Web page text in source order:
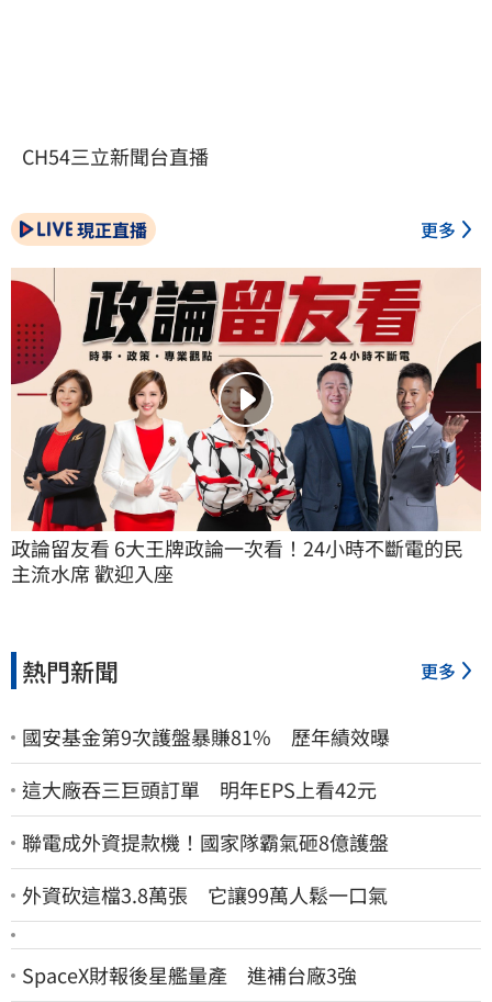
CH54三立新聞台直播
現正直播 更多
政論留友看 6大王牌政論一次看！24小時不斷電的民
主流水席 歡迎入座
熱門新聞 更多
國安基金第9次護盤暴賺81% 歷年績效曝
這大廠吞三巨頭訂單 明年EPS上看42元
聯電成外資提款機！國家隊霸氣砸8億護盤
外資砍這檔3.8萬張 它讓99萬人鬆一口氣
SpaceX財報後星艦量產 進補台廠3強